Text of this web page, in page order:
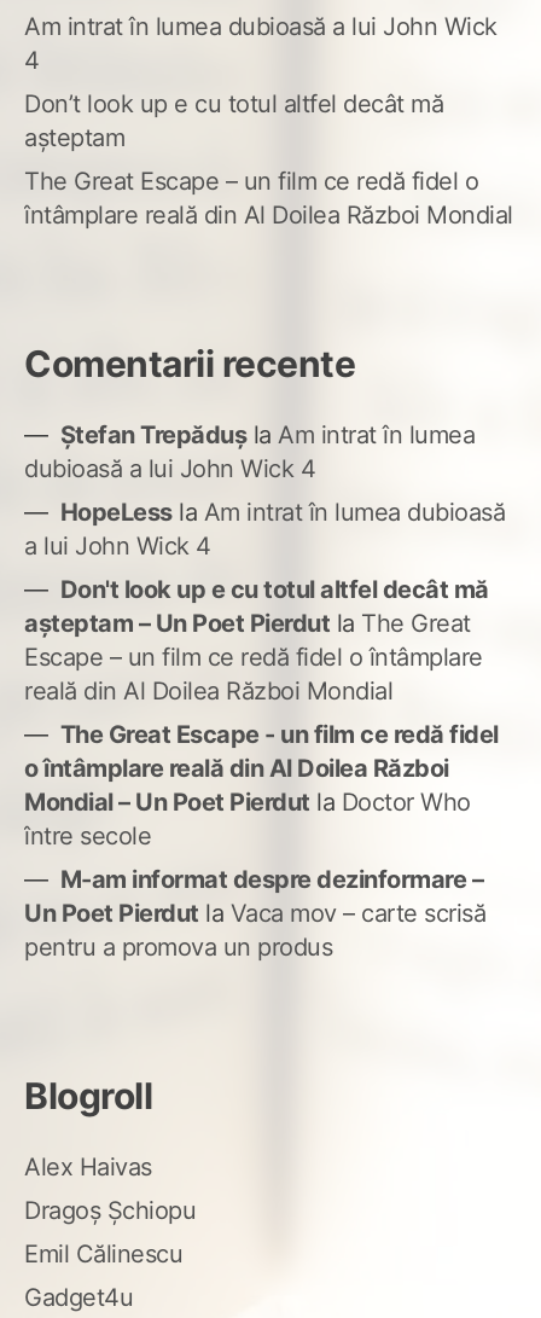
Am intrat în lumea dubioasă a lui John Wick
4
Don’t look up e cu totul altfel decât mă
așteptam
The Great Escape – un film ce redă fidel o
întâmplare reală din Al Doilea Război Mondial
Comentarii recente
Ștefan Trepădușla Am intrat în lumea
dubioasă a lui John Wick 4
HopeLessla Am intrat în lumea dubioasă
a lui John Wick 4
Don't look up e cu totul altfel decât mă
așteptam – Un Poet Pierdut la The Great
Escape – un film ce redă fidel o întâmplare
reală din Al Doilea Război Mondial
The Great Escape - un film ce redă fidel
o întâmplare reală din Al Doilea Război
Mondial – Un Poet Pierdut la Doctor Who
între secole
M-am informat despre dezinformare –
Un Poet Pierdut la Vaca mov – carte scrisă
pentru a promova un produs
Blogroll
Alex Haivas
Dragoș Șchiopu
Emil Călinescu
Gadget4u